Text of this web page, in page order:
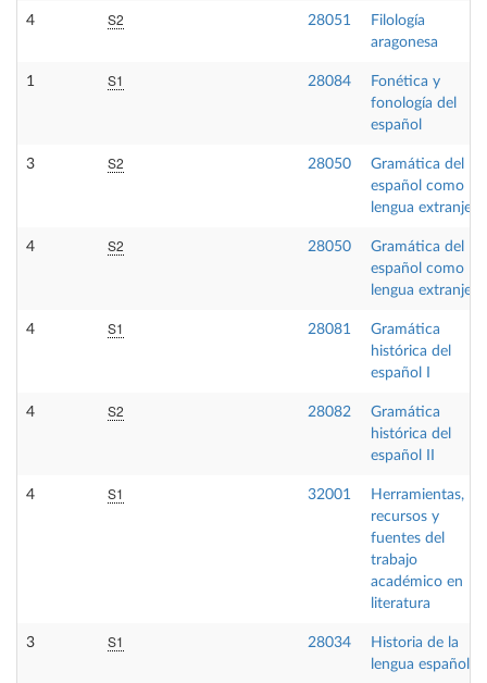
4 S2 28051
Filología
aragonesa
1 S1 28084
Fonética y
fonología del
español
3 S2 28050
Gramática del
español como
lengua extranjera
4 S2 28050
Gramática del
español como
lengua extranjera
4 S1 28081
Gramática
histórica del
español I
4 S2 28082
Gramática
histórica del
español II
4 S1 32001
Herramientas,
recursos y
fuentes del
trabajo
académico en
literatura
3 S1 28034
Historia de la
lengua española